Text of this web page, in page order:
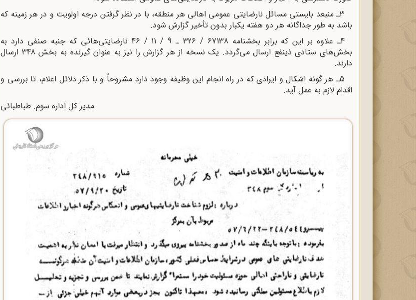
3ـ منبعد بایستى مسائل نارضایتى عمومى اهالى هر منطقه، با در نظر گرفتن درجه اولویت و در هر زمینه که
باشد به طور جداگانه هر دو هفته یکبار بدون تأخیر گزارش شود.
4ـ علاوه بر این که برابر بخشنامه 67138 / 326 ـ 9 / 11 / 46 نارضایتی‌هائی که جنبه صنفى دارد به
بخش‌هاى ستادى ذینفع ارسال می‌گردد. یک نسخه از هر گزارش را نیز به عنوان گیرنده به بخش 348 ارسال
دارند.
5ـ هر گونه اشکال و ایرادى که در راه انجام این وظیفه وجود دارد مشروحاً و با ذکر دلائل اعلام، تا بررسى و
اقدام لازم به عمل آید.
مدیر کل اداره سوم. طباطبائى